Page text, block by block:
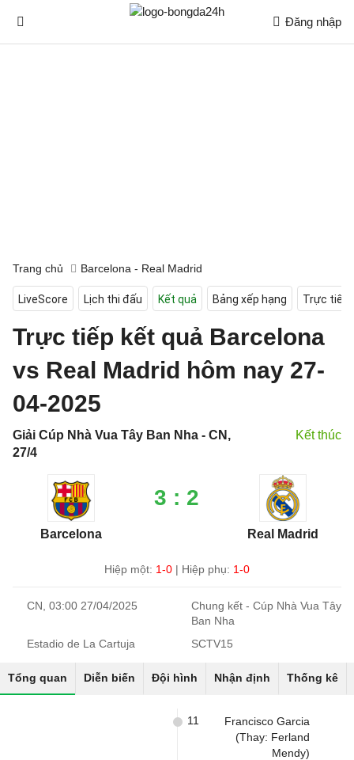
Đăng nhập
Trang chủ Barcelona - Real Madrid
LiveScore Lịch thi đấu Kết quả Bảng xếp hạng Trực tiếp
Trực tiếp kết quả Barcelona
vs Real Madrid hôm nay 27-
04-2025
Giải Cúp Nhà Vua Tây Ban Nha - CN,
27/4
Kết thúc
Barcelona
3 : 2
Real Madrid
Hiệp một: 1-0 | Hiệp phụ: 1-0
CN, 03:00 27/04/2025
Chung kết - Cúp Nhà Vua Tây
Ban Nha
Estadio de La Cartuja
SCTV15
Tổng quan Diễn biến Đội hình Nhận định Thống kê
Francisco Garcia
(Thay: Ferland
Mendy)
11